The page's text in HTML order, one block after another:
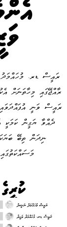
ރައީސް ޑރ.
ރައީސް ވަނީ
ދެއްވާ ޔަގީން ކަމަކީ
ނިދަން ތިބޭ